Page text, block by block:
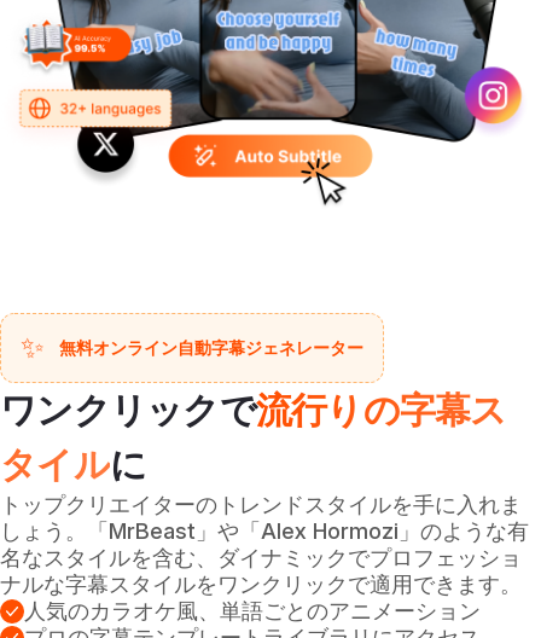
✨ 無料オンライン自動字幕ジェネレーター
ワンクリックで流行りの字幕ス
タイルに
トップクリエイターのトレンドスタイルを手に入れま
しょう。「MrBeast」や「Alex Hormozi」のような有
名なスタイルを含む、ダイナミックでプロフェッショ
ナルな字幕スタイルをワンクリックで適用できます。
人気のカラオケ風、単語ごとのアニメーション